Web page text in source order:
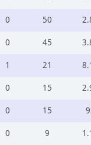
0 50
0 45
1 21
0 15
0 15
0 9